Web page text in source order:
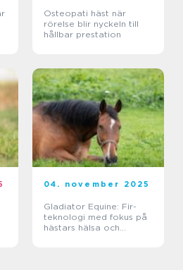
Osteopati häst när
rörelse blir nyckeln till
hållbar prestation
04. november 2025
Gladiator Equine: Fir-
teknologi med fokus på
hästars hälsa och